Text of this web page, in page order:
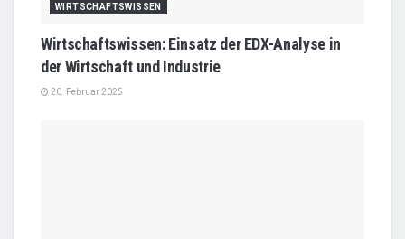
WIRTSCHAFTSWISSEN
Wirtschaftswissen: Einsatz der EDX-Analyse in
der Wirtschaft und Industrie
20. Februar 2025